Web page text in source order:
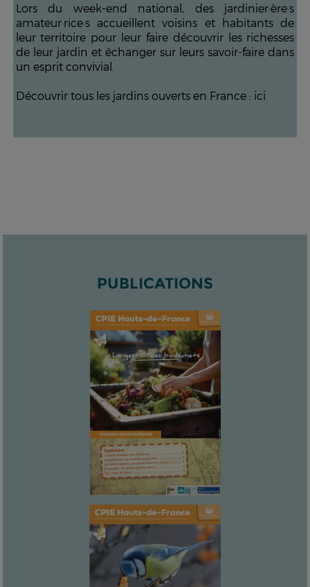
Lors du week-end national, des jardinier·ère·s
amateur·rice·s accueillent voisins et habitants de
leur territoire pour leur faire découvrir les richesses
de leur jardin et échanger sur leurs savoir-faire dans
un esprit convivial.
Découvrir tous les jardins ouverts en France : ici
PUBLICATIONS